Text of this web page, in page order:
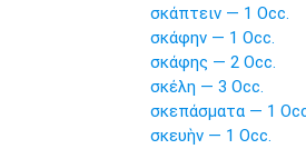
σκάπτειν — 1 Occ.
σκάφην — 1 Occ.
σκάφης — 2 Occ.
σκέλη — 3 Occ.
σκεπάσματα — 1
σκευὴν — 1 Occ.